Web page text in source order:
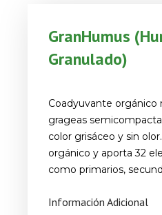
GranHumus
Granulado)
Coadyuvante orgánico
grageas
color grisáceo y sin
orgánico y aporta 32
como primarios,
Información Adicional